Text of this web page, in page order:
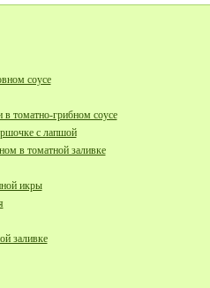
соусе
томатно-грибном соусе
с лапшой
в томатной заливке
икры
заливке